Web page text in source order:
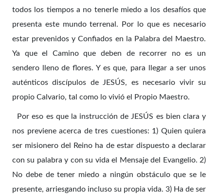
todos los tiempos a no tenerle miedo a los desafíos que
presenta este mundo terrenal. Por lo que es necesario
estar prevenidos y Confiados en la Palabra del Maestro.
Ya que el Camino que deben de recorrer no es un
sendero lleno de flores. Y es que, para llegar a ser unos
auténticos discípulos de JESÚS, es necesario vivir su
propio Calvario, tal como lo vivió el Propio Maestro.
Por eso es que la instrucción de JESÚS es bien clara y
nos previene acerca de tres cuestiones: 1) Quien quiera
ser misionero del Reino ha de estar dispuesto a declarar
con su palabra y con su vida el Mensaje del Evangelio. 2)
No debe de tener miedo a ningún obstáculo que se le
presente, arriesgando incluso su propia vida. 3) Ha de ser